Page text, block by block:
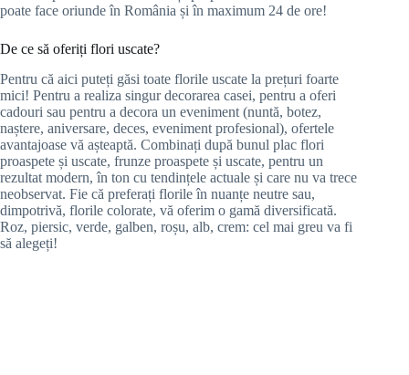
poate face oriunde în România și în maximum 24 de ore!
De ce să oferiți flori uscate?
Pentru că aici puteți găsi toate florile uscate la prețuri foarte
mici! Pentru a realiza singur decorarea casei, pentru a oferi
cadouri sau pentru a decora un eveniment (nuntă, botez,
naștere, aniversare, deces, eveniment profesional), ofertele
avantajoase vă așteaptă. Combinați după bunul plac flori
proaspete și uscate, frunze proaspete și uscate, pentru un
rezultat modern, în ton cu tendințele actuale și care nu va trece
neobservat. Fie că preferați florile în nuanțe neutre sau,
dimpotrivă, florile colorate, vă oferim o gamă diversificată.
Roz, piersic, verde, galben, roșu, alb, crem: cel mai greu va fi
să alegeți!